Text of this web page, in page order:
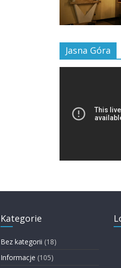
Jasna Góra
Kategorie
Bez kategorii (18)
Informacje (105)